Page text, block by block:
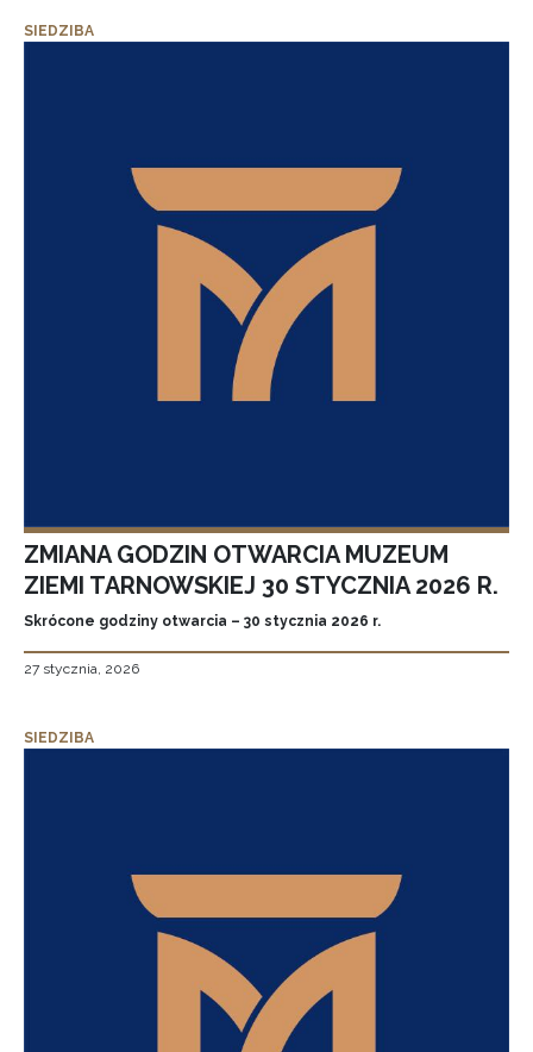
SIEDZIBA
ZMIANA GODZIN OTWARCIA MUZEUM
ZIEMI TARNOWSKIEJ 30 STYCZNIA 2026 R.
Skrócone godziny otwarcia – 30 stycznia 2026 r.
27 stycznia, 2026
SIEDZIBA